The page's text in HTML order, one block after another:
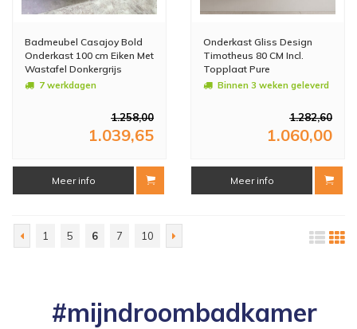
Badmeubel Casajoy Bold
Onderkast 100 cm Eiken Met
Wastafel Donkergrijs
7 werkdagen
1.258,00
1.039,65
Meer info
Onderkast Gliss Design
Timotheus 80 CM Incl.
Topplaat Pure
Binnen 3 weken geleverd
1.282,60
1.060,00
Meer info
1 5 6 7 10
#mijndroombadkamer